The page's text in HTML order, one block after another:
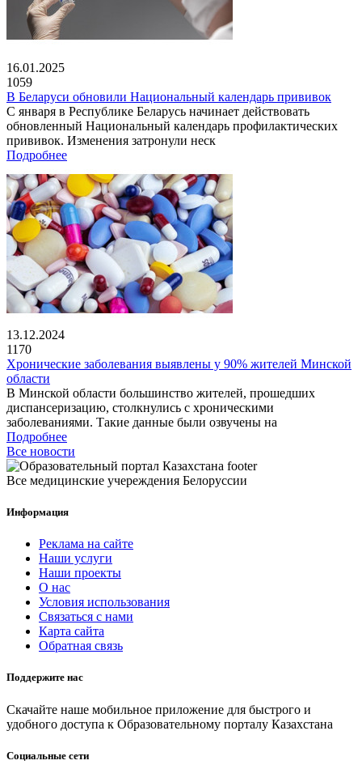
16.01.2025
1059
В Беларуси обновили Национальный календарь прививок
С января в Республике Беларусь начинает действовать
обновленный Национальный календарь профилактических
прививок. Изменения затронули неск
Подробнее
13.12.2024
1170
Хронические заболевания выявлены у 90% жителей Минской
области
В Минской области большинство жителей, прошедших
диспансеризацию, столкнулись с хроническими
заболеваниями. Такие данные были озвучены на
Подробнее
Все новости
Все медицинские учереждения Белоруссии
Информация
Реклама на сайте
Наши услуги
Наши проекты
О нас
Условия использования
Связаться с нами
Карта сайта
Обратная связь
Поддержите нас
Скачайте наше мобильное приложение для быстрого и
удобного доступа к Образовательному порталу Казахстана
Социальные сети